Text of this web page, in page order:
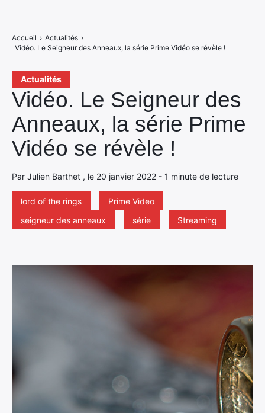
Actualités
Vidéo. Le Seigneur des
Anneaux, la série Prime
Vidéo se révèle !
Par Julien Barthet , le 20 janvier 2022 - 1 minute de lecture
lord of the rings
Prime Video
seigneur des anneaux
série Streaming
Accueil › Actualités ›
Vidéo. Le Seigneur des Anneaux, la série Prime Vidéo se révèle !